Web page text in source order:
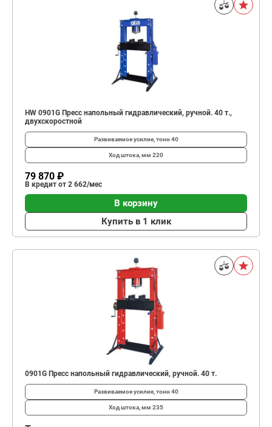
HW 0901G Пресс напольный гидравлический, ручной. 40 т.,
двухскоростной
Развиваемое усилие, тонн 40
Ход штока, мм 220
79 870 ₽
В кредит от 2 662/мес
В корзину
Купить в 1 клик
0901G Пресс напольный гидравлический, ручной. 40 т.
Развиваемое усилие, тонн 40
Ход штока, мм 235